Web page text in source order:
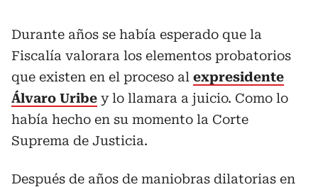
Durante años se había esperado que la
Fiscalía valorara los elementos probatorios
que existen en el proceso al expresidente
Álvaro Uribe y lo llamara a juicio. Como lo
había hecho en su momento la Corte
Suprema de Justicia.
Después de años de maniobras dilatorias en